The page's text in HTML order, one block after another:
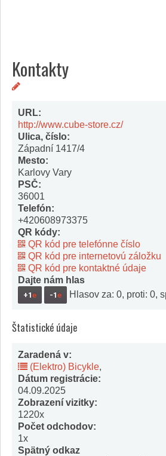
Kontakty
URL:
http://www.cube-store.cz/
Ulica, číslo:
Západní 1417/4
Mesto:
Karlovy Vary
PSČ:
36001
Telefón:
+420608973375
QR kódy:
QR kód pre telefónne číslo
QR kód pre internetovú záložku
QR kód pre kontaktné údaje
Dajte nám hlas
+1e -1e Hlasov za: 0, proti: 0,
Štatistické údaje
Zaradená v:
(Elektro) Bicykle,
Dátum registrácie:
04.09.2025
Zobrazení vizitky:
1220x
Počet odchodov:
1x
Spätný odkaz